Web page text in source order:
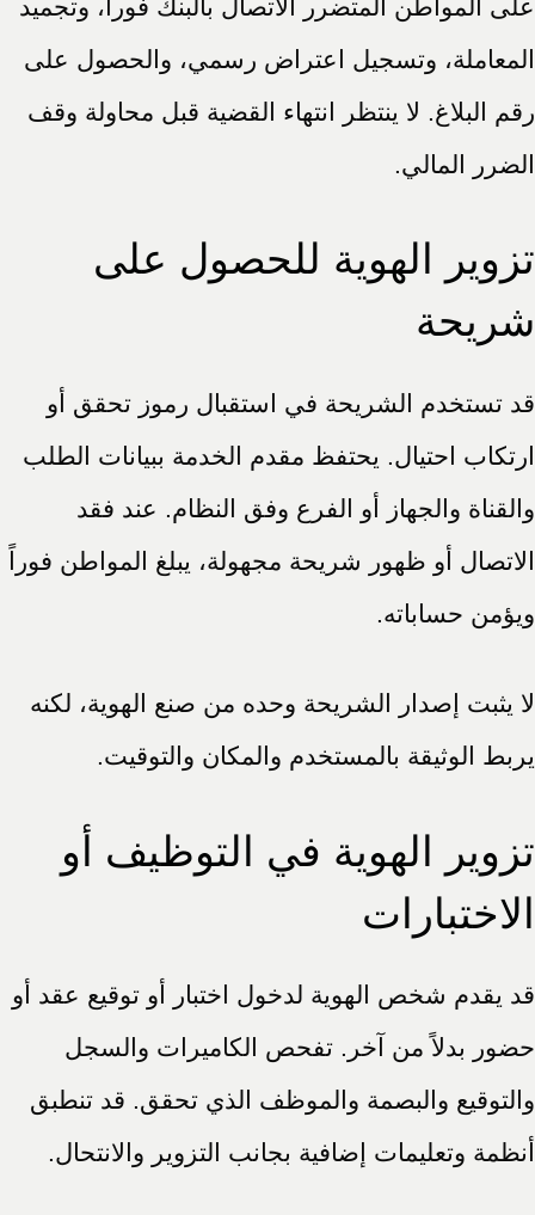
على المواطن المتضرر الاتصال بالبنك فوراً، وتجميد
المعاملة، وتسجيل اعتراض رسمي، والحصول على
رقم البلاغ. لا ينتظر انتهاء القضية قبل محاولة وقف
الضرر المالي.
تزوير الهوية للحصول على
شريحة
قد تستخدم الشريحة في استقبال رموز تحقق أو
ارتكاب احتيال. يحتفظ مقدم الخدمة ببيانات الطلب
والقناة والجهاز أو الفرع وفق النظام. عند فقد
الاتصال أو ظهور شريحة مجهولة، يبلغ المواطن فوراً
ويؤمن حساباته.
لا يثبت إصدار الشريحة وحده من صنع الهوية، لكنه
يربط الوثيقة بالمستخدم والمكان والتوقيت.
تزوير الهوية في التوظيف أو
الاختبارات
قد يقدم شخص الهوية لدخول اختبار أو توقيع عقد أو
حضور بدلاً من آخر. تفحص الكاميرات والسجل
والتوقيع والبصمة والموظف الذي تحقق. قد تنطبق
أنظمة وتعليمات إضافية بجانب التزوير والانتحال.